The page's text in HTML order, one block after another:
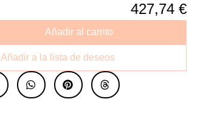
427,74 €
Añadir al carrito
Añadir a la lista de deseos